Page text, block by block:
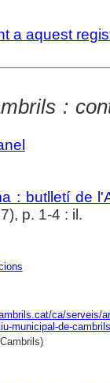
a aquest
:
: butlletí de
p. 1-4 : il.
ca/serveis/
municipal-de-